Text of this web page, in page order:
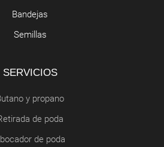
Bandejas
Semillas
SERVICIOS
Butano y propano
Retirada de poda
Abocador de poda